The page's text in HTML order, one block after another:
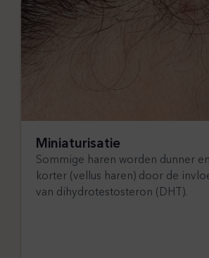
Miniaturisatie
Sommige haren worden dunner en
korter (vellus haren) door de
van dihydrotestosteron (DHT).